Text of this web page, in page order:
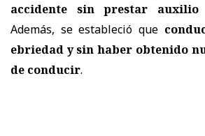
accidente sin prestar
Además, se estableció que
ebriedad y sin haber obtenido
de conducir.